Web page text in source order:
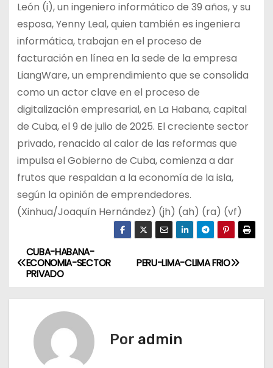
León (i), un ingeniero informático de 39 años, y su
esposa, Yenny Leal, quien también es ingeniera
informática, trabajan en el proceso de
facturación en línea en la sede de la empresa
LiangWare, un emprendimiento que se consolida
como un actor clave en el proceso de
digitalización empresarial, en La Habana, capital
de Cuba, el 9 de julio de 2025. El creciente sector
privado, renacido al calor de las reformas que
impulsa el Gobierno de Cuba, comienza a dar
frutos que respaldan a la economía de la isla,
según la opinión de emprendedores.
(Xinhua/Joaquín Hernández) (jh) (ah) (ra) (vf)
N
a
PERU-LIMA-CLIMA FRIO
CUBA-HABANA-
ECONOMIA-SECTOR
PRIVADO
Por admin